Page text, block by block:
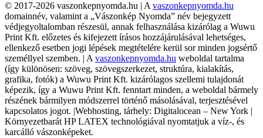
© 2017-2026 vaszonkepnyomda.hu | A vaszonkepnyomda.hu
domainnév, valamint a „Vászonkép Nyomda” név bejegyzett
védjegyoltalomban részesül, annak felhasználása kizárólag a Wuwu
Print Kft. előzetes és kifejezett írásos hozzájárulásával lehetséges,
ellenkező esetben jogi lépések megtételére kerül sor minden jogsértő
személlyel szemben. | A vaszonkepnyomda.hu weboldal tartalma
(így különösen: szöveg, szövegszerkezet, struktúra, kialakítás,
grafika, fotók) a Wuwu Print Kft. kizárólagos szellemi tulajdonát
képezik, így a Wuwu Print Kft. fenntart minden, a weboldal bármely
részének bármilyen módszerrel történő másolásával, terjesztésével
kapcsolatos jogot. |Webhosting, tárhely: Digitalocean – New York |
Környezetbarát HP LATEX technológiával nyomtatjuk a víz-, és
karcálló vászonképeket.